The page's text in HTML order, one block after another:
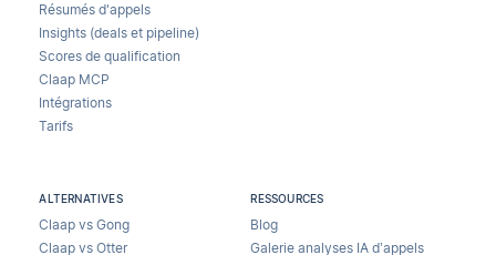
Résumés d'appels
Insights (deals et pipeline)
Scores de qualification
Claap MCP
Intégrations
Tarifs
ALTERNATIVES
Claap vs Gong
Claap vs Otter
RESSOURCES
Blog
Galerie analyses IA d’appels